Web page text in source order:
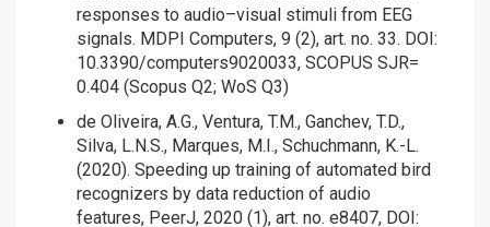
responses to audio–visual stimuli from EEG
signals. MDPI Computers, 9 (2), art. no. 33. DOI:
10.3390/computers9020033, SCOPUS SJR=
0.404 (Scopus Q2; WoS Q3)
de Oliveira, A.G., Ventura, T.M., Ganchev, T.D.,
Silva, L.N.S., Marques, M.I., Schuchmann, K.-L.
(2020). Speeding up training of automated bird
recognizers by data reduction of audio
features, PeerJ, 2020 (1), art. no. e8407, DOI: